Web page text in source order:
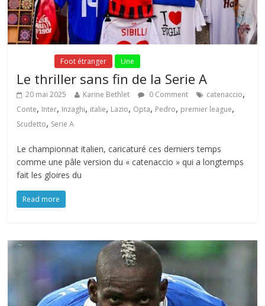
Foot étranger Une
Le thriller sans fin de la Serie A
20 mai 2025 Karine Bethlet 0 Comment catenaccio,
Conte, Inter, Inzaghi, italie, Lazio, Opta, Pedro, premier league,
Scudetto, Serie A
Le championnat italien, caricaturé ces derniers temps
comme une pâle version du « catenaccio » qui a longtemps
fait les gloires du
Read more